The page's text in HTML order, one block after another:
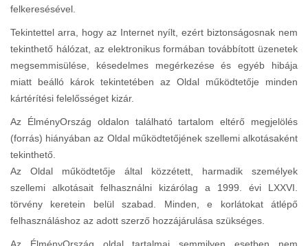
felkeresésével.
Tekintettel arra, hogy az Internet nyílt, ezért biztonságosnak nem
tekinthető hálózat, az elektronikus formában továbbított üzenetek
megsemmisülése, késedelmes megérkezése és egyéb hibája
miatt beálló károk tekintetében az Oldal működtetője minden
kártérítési felelősséget kizár.
Az ÉlményOrszág oldalon található tartalom eltérő megjelölés
(forrás) hiányában az Oldal működtetőjének szellemi alkotásaként
tekinthető.
Az Oldal működtetője által közzétett, harmadik személyek
szellemi alkotásait felhasználni kizárólag a 1999. évi LXXVI.
törvény keretein belül szabad. Minden, e korlátokat átlépő
felhasználáshoz az adott szerző hozzájárulása szükséges.